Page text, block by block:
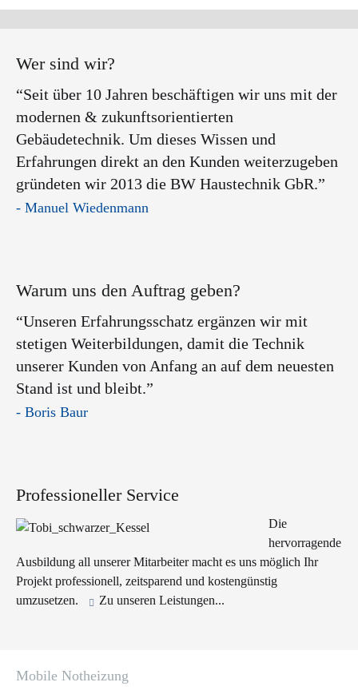
Wer sind wir?
“Seit über 10 Jahren beschäftigen wir uns mit der
modernen & zukunftsorientierten
Gebäudetechnik. Um dieses Wissen und
Erfahrungen direkt an den Kunden weiterzugeben
gründeten wir 2013 die BW Haustechnik GbR.”
- Manuel Wiedenmann
Warum uns den Auftrag geben?
“Unseren Erfahrungsschatz ergänzen wir mit
stetigen Weiterbildungen, damit die Technik
unserer Kunden von Anfang an auf dem neuesten
Stand ist und bleibt.”
- Boris Baur
Professioneller Service
Die
hervorragende
Ausbildung all unserer Mitarbeiter macht es uns möglich Ihr
Projekt professionell, zeitsparend und kostengünstig
umzusetzen.
Zu unseren Leistungen...
Mobile Notheizung